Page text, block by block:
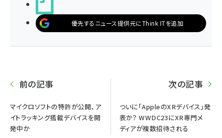
優先するニュース提供元にThink ITを追加
前の記事
マイクロソフトの特許が公開、ア
イトラッキング搭載デバイスを開
発中か
次の記事
ついに「AppleのXRデバイス」発
表か？ WWDC23にXR専門メ
ディアが複数招待される